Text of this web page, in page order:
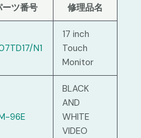
ーツ番号 修理品名
N1
17 inch
Touch
Monitor
96E
BLACK
AND
WHITE
VIDEO